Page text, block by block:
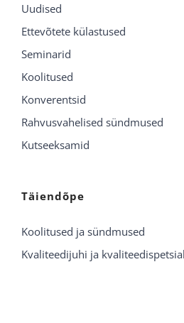
Uudised
Ettevõtete külastused
Seminarid
Koolitused
Konverentsid
Rahvusvahelised sündmused
Kutseeksamid
Täiendõpe
Koolitused ja sündmused
Kvaliteedijuhi ja